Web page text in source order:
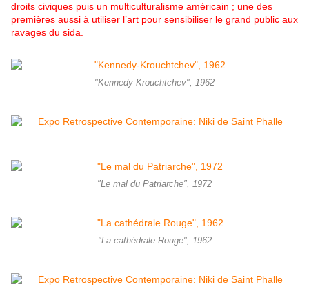
droits civiques puis un multiculturalisme américain ; une des
premières aussi à utiliser l’art pour sensibiliser le grand public aux
ravages du sida
"Kennedy-Krouchtchev", 1962
"Le mal du Patriarche", 1972
"La cathédrale Rouge", 1962